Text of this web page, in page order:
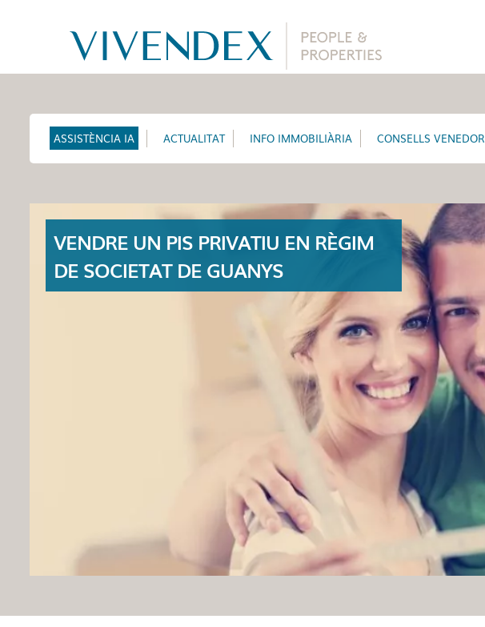
ASSISTÈNCIA IA ACTUALITAT INFO IMMOBILIÀRIA CONSELLS VENEDOR
VENDRE UN PIS PRIVATIU EN RÈGIM
DE SOCIETAT DE GUANYS